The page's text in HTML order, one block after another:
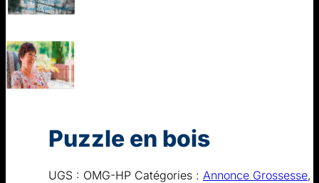
Puzzle en bois
UGS : OMG-HP Catégories : Annonce Grossesse,